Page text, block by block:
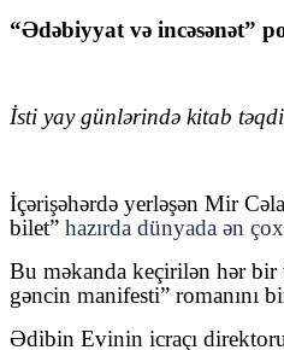
“Ədəbiyyat və incəsənət”
İsti yay günlərində kitab
İçərişəhərdə yerləşən Mir
bilet” hazırda dünyada ən
Bu məkanda keçirilən hər bir
gəncin manifesti” romanını
Ədibin Evinin icraçı